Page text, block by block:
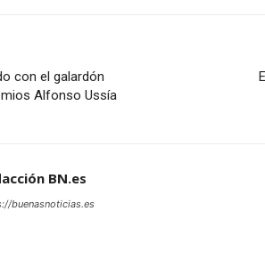
con el galardón
Alfonso Ussía
BN.es
buenasnoticias.es